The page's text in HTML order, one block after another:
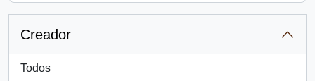
Creador
Todos